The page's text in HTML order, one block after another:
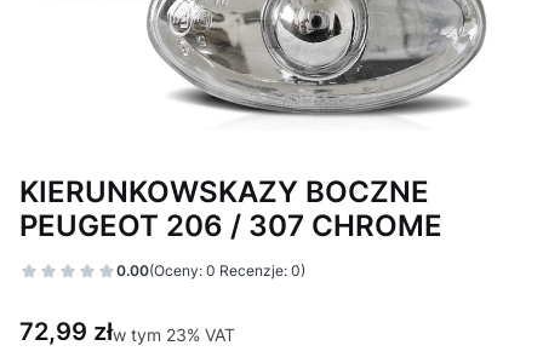
KIERUNKOWSKAZY BOCZNE
PEUGEOT 206 / 307 CHROME
0.00(Oceny: 0 Recenzje: 0)
Cena
72,99 złw tym 23% VAT
w tym 23% VAT